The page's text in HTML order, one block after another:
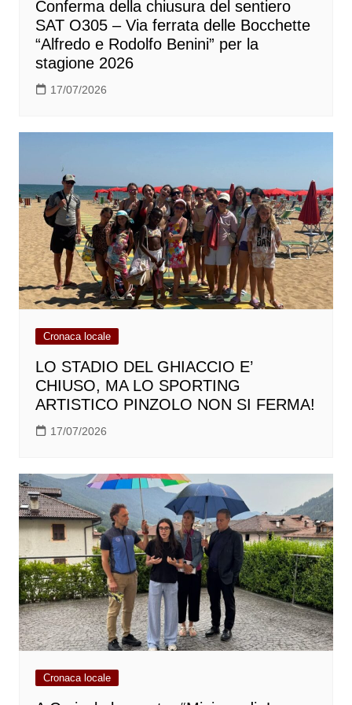
Conferma della chiusura del sentiero
SAT O305 – Via ferrata delle Bocchette
“Alfredo e Rodolfo Benini” per la
stagione 2026
17/07/2026
Cronaca locale
LO STADIO DEL GHIACCIO E’
CHIUSO, MA LO SPORTING
ARTISTICO PINZOLO NON SI FERMA!
17/07/2026
Cronaca locale